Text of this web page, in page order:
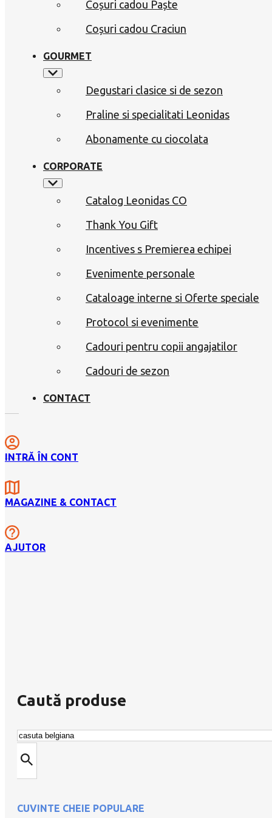
Coșuri cadou Paște
Coșuri cadou Craciun
GOURMET
Degustari clasice si de sezon
Praline si specialitati Leonidas
Abonamente cu ciocolata
CORPORATE
Catalog Leonidas CO
Thank You Gift
Incentives s Premierea echipei
Evenimente personale
Cataloage interne si Oferte speciale
Protocol si evenimente
Cadouri pentru copii angajatilor
Cadouri de sezon
CONTACT
INTRĂ ÎN CONT
MAGAZINE & CONTACT
AJUTOR
Caută produse
Caută
CUVINTE CHEIE POPULARE